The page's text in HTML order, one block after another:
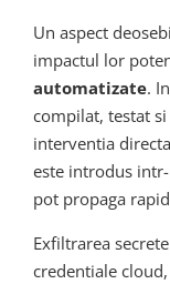
Un aspect
impactul lor
automatizate.
compilat, testat
interventia
este introdus
pot propaga
Exfiltrarea
credentiale